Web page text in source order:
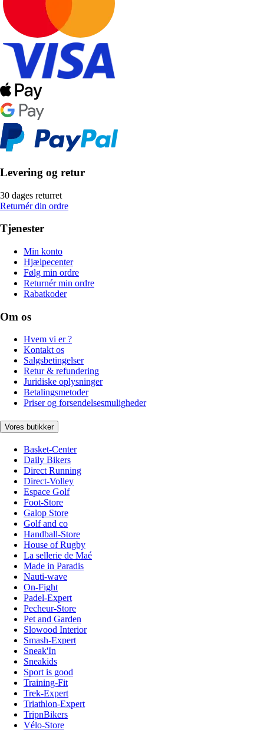
Levering og retur
30 dages returret
Returnér din ordre
Tjenester
Min konto
Hjælpecenter
Følg min ordre
Returnér min ordre
Rabatkoder
Om os
Hvem vi er ?
Kontakt os
Salgsbetingelser
Retur & refundering
Juridiske oplysninger
Betalingsmetoder
Priser og forsendelsesmuligheder
Vores butikker
Basket-Center
Daily Bikers
Direct Running
Direct-Volley
Espace Golf
Foot-Store
Galop Store
Golf and co
Handball-Store
House of Rugby
La sellerie de Maé
Made in Paradis
Nauti-wave
On-Fight
Padel-Expert
Pecheur-Store
Pet and Garden
Slowood Interior
Smash-Expert
Sneak'In
Sneakids
Sport is good
Training-Fit
Trek-Expert
Triathlon-Expert
TripnBikers
Vélo-Store